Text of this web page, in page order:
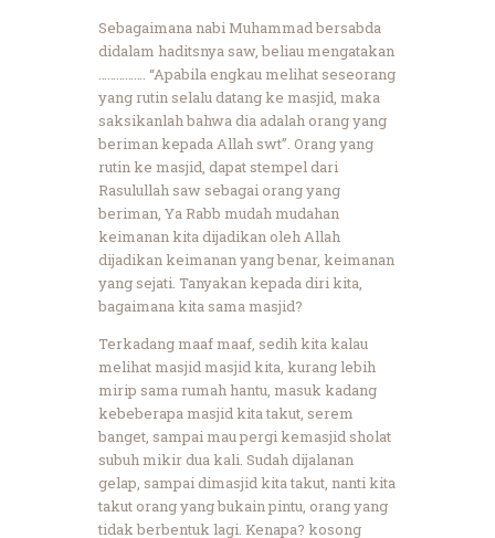
Sebagaimana nabi Muhammad bersabda
didalam haditsnya saw, beliau mengatakan
……………. “Apabila engkau melihat seseorang
yang rutin selalu datang ke masjid, maka
saksikanlah bahwa dia adalah orang yang
beriman kepada Allah swt”. Orang yang
rutin ke masjid, dapat stempel dari
Rasulullah saw sebagai orang yang
beriman, Ya Rabb mudah mudahan
keimanan kita dijadikan oleh Allah
dijadikan keimanan yang benar, keimanan
yang sejati. Tanyakan kepada diri kita,
bagaimana kita sama masjid?
Terkadang maaf maaf, sedih kita kalau
melihat masjid masjid kita, kurang lebih
mirip sama rumah hantu, masuk kadang
kebeberapa masjid kita takut, serem
banget, sampai mau pergi kemasjid sholat
subuh mikir dua kali. Sudah dijalanan
gelap, sampai dimasjid kita takut, nanti kita
takut orang yang bukain pintu, orang yang
tidak berbentuk lagi. Kenapa? kosong